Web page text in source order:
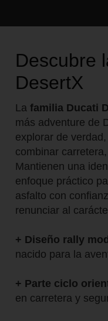
Descubre
DesertX
Lafamilia Ducati
más adventure de
explorar de
combinar
Mantienen una
enfoque práctico
asfalto con
renunciar al
+ Diseño rally
nacido para la
+ Parte ciclo
en carretera y